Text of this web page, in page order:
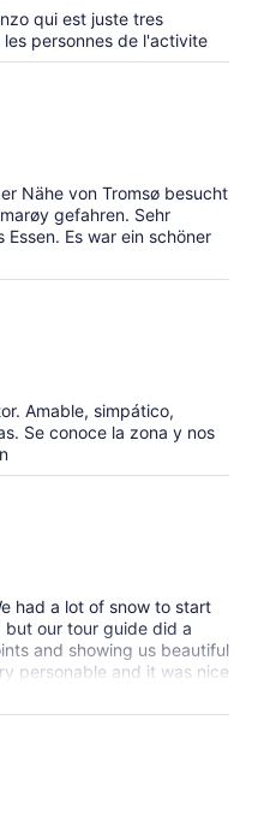
qui est juste tres
personnes de l'activite
Nähe von Tromsø besucht
gefahren. Sehr
Es war ein schöner
Amable, simpático,
Se conoce la zona y nos
had a lot of snow to start
our tour guide did a
and showing us beautiful
personable and it was nice